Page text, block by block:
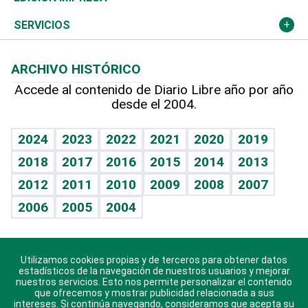
Resto del mundo
Economía personal
Podcast Arte Libre
Hablando con el pediatra
Vida y familia
Eñe
Celebrando la vida
Sin complejos
En pocas palabras
Escuchando al corazón
Economía Personal
Más deportes
Línea de hit
TBT Deportivo
Columnistas
Cambio climático
Opinión
Hecho en casa
Guía del dinero
SERVICIOS
Cumpleaños
Horóscopos
Crucigramas
ARCHIVO HISTÓRICO
Accede al contenido de Diario Libre año por año
desde el 2004.
2024 2023 2022 2021 2020
2019
2018
2017 2016 2015 2014
2013
2012
2011 2010 2009 2008
2007
2006
2005 2004
Descarga nuestras aplicaciones para Android, iOS y
sistema Huawei.
Utilizamos cookies propias y de terceros para obtener datos
estadísticos de la navegación de nuestros usuarios y mejorar
nuestros servicios. Esto nos permite personalizar el contenido
que ofrecemos y mostrar publicidad relacionada a sus
intereses. Si continúa navegando, consideramos que acepta su